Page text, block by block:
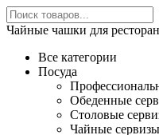
Чайные чашки для
Все категории
Посуда
Обеденные
Столовые
Чайные сервизы